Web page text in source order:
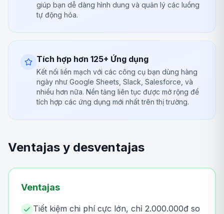
giúp bạn dễ dàng hình dung và quản lý các luồng
tự động hóa.
Tích hợp hơn 125+ Ứng dụng
Kết nối liền mạch với các công cụ bạn dùng hàng
ngày như Google Sheets, Slack, Salesforce, và
nhiều hơn nữa. Nền tảng liên tục được mở rộng để
tích hợp các ứng dụng mới nhất trên thị trường.
Ventajas y desventajas
Ventajas
Tiết kiệm chi phí cực lớn, chỉ 2.000.000đ so